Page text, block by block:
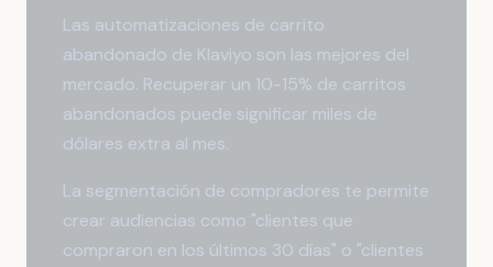
Las automatizaciones de carrito
abandonado de Klaviyo son las mejores del
mercado. Recuperar un 10-15% de carritos
abandonados puede significar miles de
dólares extra al mes.
La segmentación de compradores te permite
crear audiencias como "clientes que
compraron en los últimos 30 días" o "clientes